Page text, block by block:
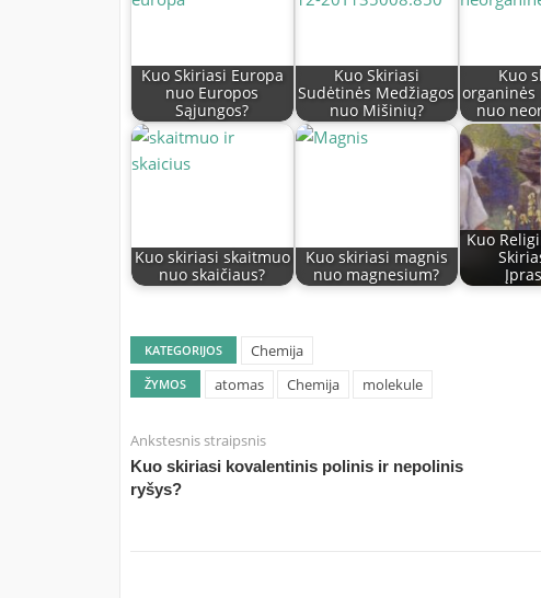
Kuo Skiriasi Europa
nuo Europos
Sąjungos?
Kuo Skiriasi
Sudėtinės Medžiagos
nuo Mišinių?
Kuo
organinės
nuo
Kuo skiriasi skaitmuo
nuo skaičiaus?
Kuo skiriasi magnis
nuo magnesium?
Kuo
KATEGORIJOS Chemija
ŽYMOS atomas Chemija molekule
Ankstesnis straipsnis
Kuo skiriasi kovalentinis polinis ir nepolinis
ryšys?